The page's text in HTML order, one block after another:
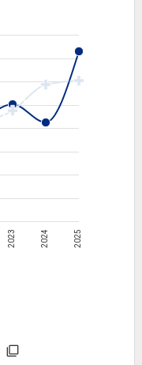
2023 2024 2025